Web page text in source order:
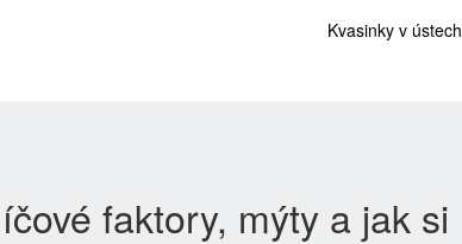
Kvasinky v ústech
faktory, mýty a jak si